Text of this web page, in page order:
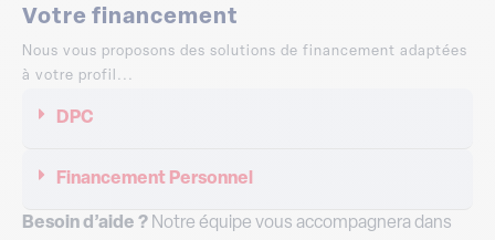
Votre financement
Nous vous proposons des solutions de financement adaptées
à votre profil...
DPC
Financement Personnel
Besoin d’aide ? Notre équipe vous accompagnera dans